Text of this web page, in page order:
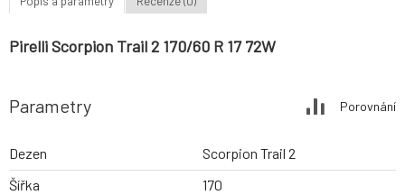
Pirelli Scorpion Trail 2 170/60 R 17 72W
Parametry Porovnání
Dezen
Scorpion Trail 2
Šířka
170